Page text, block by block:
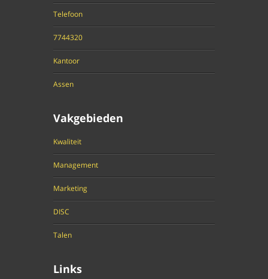
Telefoon
7744320
Kantoor
Assen
Vakgebieden
Kwaliteit
Management
Marketing
DISC
Talen
Links